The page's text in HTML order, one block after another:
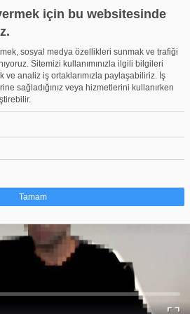
için bu websitesinde
sosyal medya özellikleri sunmak ve trafiği
Sitemizi kullanımınızla ilgili bilgileri
ve analiz iş ortaklarımızla paylaşabiliriz. İş
sağladığınız veya hizmetlerini kullanırken
Tamam
deneyimlerini daha verimli hale getirmek
dosyalarıdır. Yasalara göre, bu sitenin
çerezleri cihazınıza yerleştirebiliyoruz.
almamız gerekiyor. Bu site farklı çerez türleri
yer alan üçüncü şahıs hizmetleri
alanlar için geçerlidir: web.tv
Bir kıza aşık oldum, beni dağa